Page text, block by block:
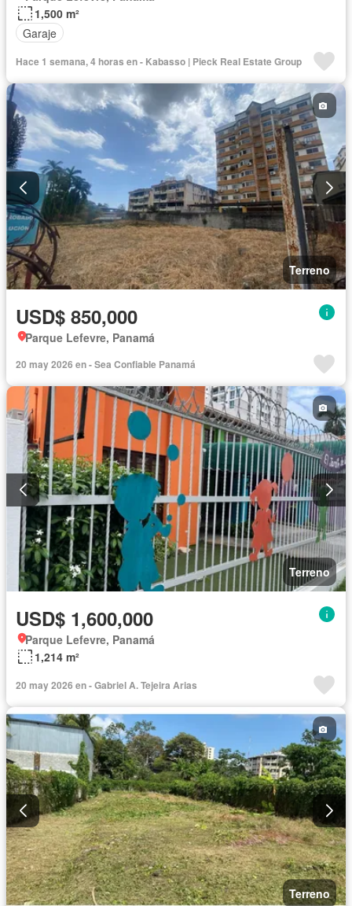
1,500 m²
Garaje
Hace 1 semana, 4 horas en - Kabasso | Pieck Real Estate Group
Terreno
USD$ 850,000
Parque Lefevre, Panamá
20 may 2026 en - Sea Confiable Panamá
Terreno
USD$ 1,600,000
Parque Lefevre, Panamá
1,214 m²
20 may 2026 en - Gabriel A. Tejeira Arias
Terreno